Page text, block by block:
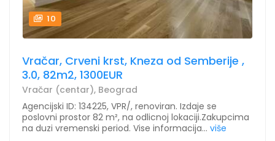
10
Vračar, Crveni krst, Kneza od Semberije ,
3.0, 82m2, 1300EUR
Vračar (centar), Beograd
Agencijski ID: 134225, VPR/, renoviran. Izdaje se
poslovni prostor 82 m², na odlicnoj lokaciji.Zakupcima
na duzi vremenski period. Vise informacija... više